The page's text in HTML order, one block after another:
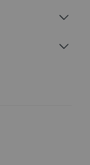
kollegor